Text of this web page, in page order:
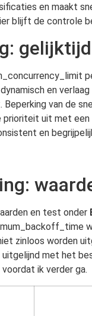
en maakt
blijft de controle
en
van de
uit met
en
en test onder
zinloos worden
met het
ik verder ga.